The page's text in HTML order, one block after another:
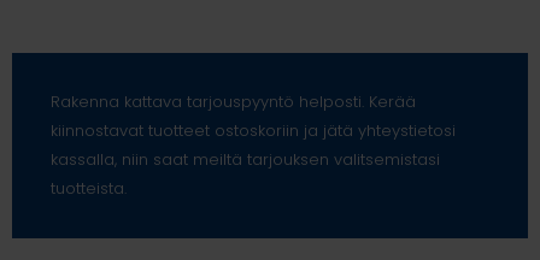
Rakenna kattava tarjouspyyntö helposti. Kerää
kiinnostavat tuotteet ostoskoriin ja jätä yhteystietosi
kassalla, niin saat meiltä tarjouksen valitsemistasi
tuotteista.